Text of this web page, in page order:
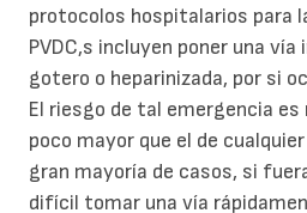
protocolos hospitalarios para
PVDC,s incluyen poner una
gotero o heparinizada, por si
El riesgo de tal emergencia es
poco mayor que el de
gran mayoría de casos, si
difícil tomar una vía